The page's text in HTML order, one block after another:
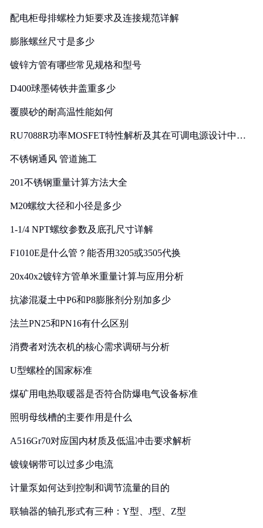
配电柜母排螺栓力矩要求及连接规范详解
膨胀螺丝尺寸是多少
镀锌方管有哪些常见规格和型号
D400球墨铸铁井盖重多少
覆膜砂的耐高温性能如何
RU7088R功率MOSFET特性解析及其在可调电源设计中的
不锈钢通风 管道施工
201不锈钢重量计算方法大全
M20螺纹大径和小径是多少
1-1/4 NPT螺纹参数及底孔尺寸详解
F1010E是什么管？能否用3205或3505代换
20x40x2镀锌方管单米重量计算与应用分析
抗渗混凝土中P6和P8膨胀剂分别加多少
法兰PN25和PN16有什么区别
消费者对洗衣机的核心需求调研与分析
U型螺栓的国家标准
煤矿用电热取暖器是否符合防爆电气设备标准
照明母线槽的主要作用是什么
A516Gr70对应国内材质及低温冲击要求解析
镀镍钢带可以过多少电流
计量泵如何达到控制和调节流量的目的
联轴器的轴孔形式有三种：Y型、J型、Z型